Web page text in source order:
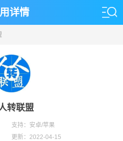
详情
转联盟
支持： 安卓/苹果
更新： 2022-04-15